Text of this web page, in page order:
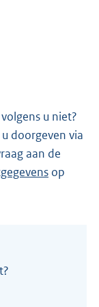
u niet?
doorgeven via
aan de
op